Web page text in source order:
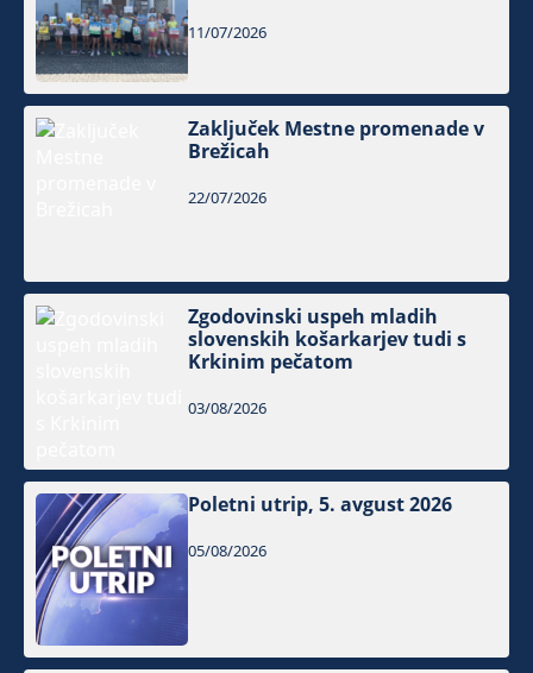
11/07/2026
Zaključek Mestne promenade v
Brežicah
22/07/2026
Zgodovinski uspeh mladih
slovenskih košarkarjev tudi s
Krkinim pečatom
03/08/2026
Poletni utrip, 5. avgust 2026
05/08/2026